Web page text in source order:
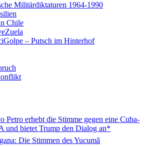
Militärdiktaturen 1964-1990
Chile
– Putsch im Hinterhof
Petro erhebt die Stimme gegen eine Cuba-
und bietet Trump den Dialog an*
Die Stimmen des Yucumã